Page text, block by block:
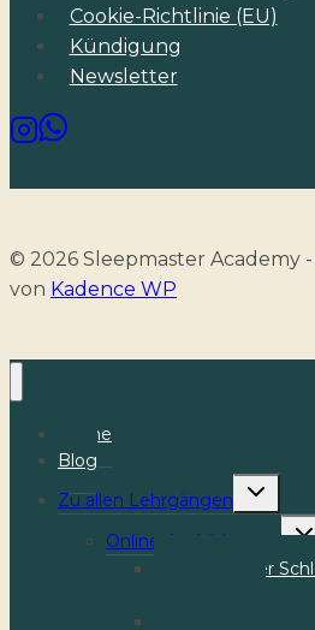
Cookie-Richtlinie (EU)
Kündigung
Newsletter
© 2026 Sleepmaster Academy
von Kadence WP
Home
Blog
Zu allen Lehrgängen
Toggle
child
Online-Ausbildungen
Ganzheitlicher
Ganzheitlicher